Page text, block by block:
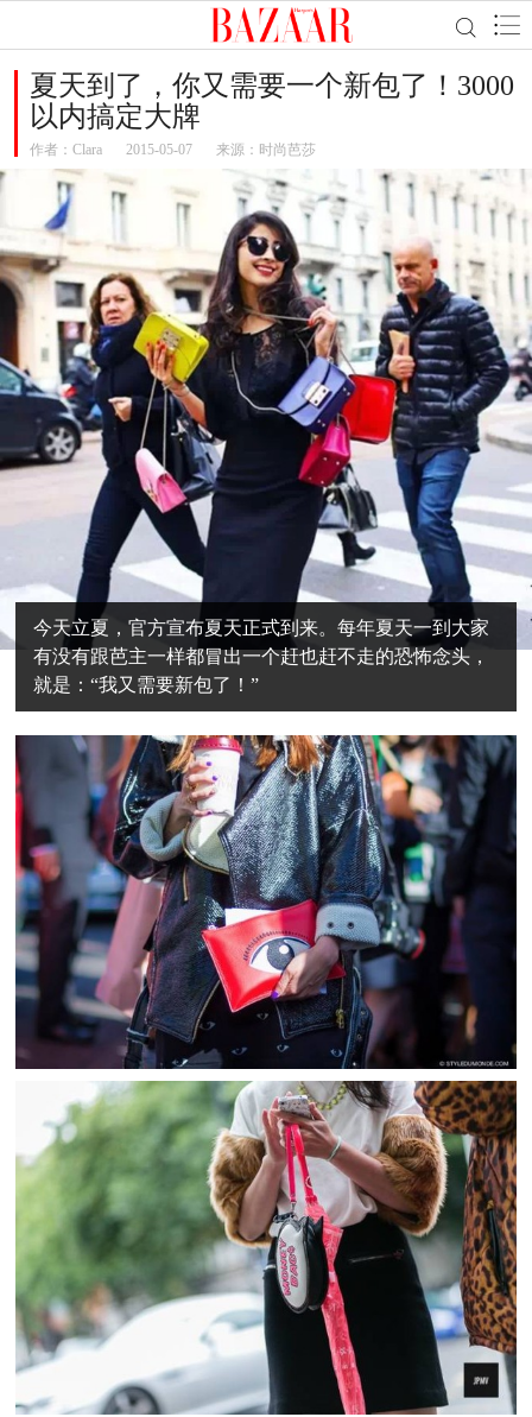
夏天到了，你又需要一个新包了！3000
以内搞定大牌
作者： Clara 2015-05-07 来源：时尚芭莎
今天立夏，官方宣布夏天正式到来。每年夏天一到大家
有没有跟芭主一样都冒出一个赶也赶不走的恐怖念头，
就是：“我又需要新包了！”